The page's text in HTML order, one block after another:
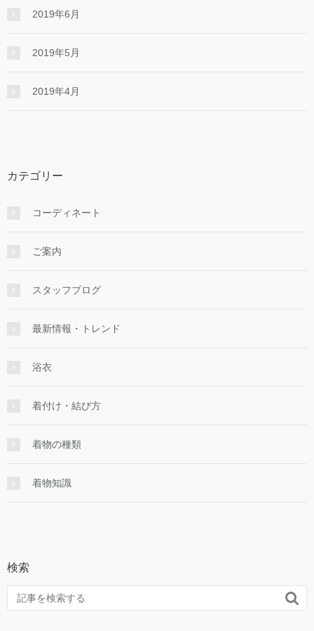
2019年6月
2019年5月
2019年4月
カテゴリー
コーディネート
ご案内
スタッフブログ
最新情報・トレンド
浴衣
着付け・結び方
着物の種類
着物知識
検索
